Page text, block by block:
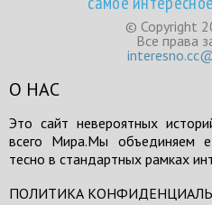
© Copyright
Все права
О НАС
Это сайт невероятных
всего Мира.Мы объединяем
тесно в стандартных рамках
ПОЛИТИКА